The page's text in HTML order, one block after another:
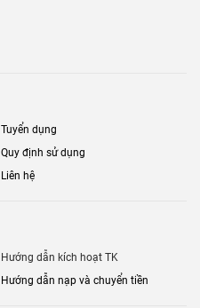
Tuyển dụng
Quy định sử dụng
Liên hệ
Hướng dẫn kích hoạt TK
Hướng dẫn nạp và chuyển tiền